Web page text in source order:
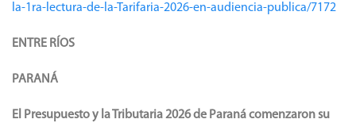
la-1ra-lectura-de-la-Tarifaria-2026-en-audiencia-publica/7172
ENTRE RÍOS
PARANÁ
El Presupuesto y la Tributaria 2026 de Paraná comenzaron su